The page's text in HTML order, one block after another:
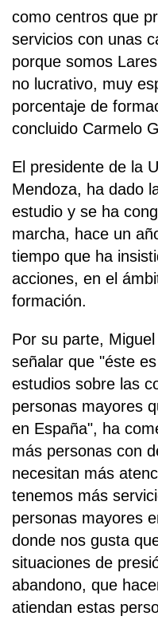
como centros que
servicios con unas
porque somos
no lucrativo, muy
porcentaje de
concluido Carmelo
El presidente de la
Mendoza, ha dado
estudio y se ha
marcha, hace un
tiempo que ha
acciones, en el
formación.
Por su parte,
señalar que "éste
estudios sobre las
personas mayores
en España", ha
más personas con
necesitan más
tenemos más
personas mayores
donde nos gusta
situaciones de
abandono, que
atiendan estas